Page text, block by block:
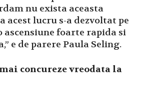
nu exista aceasta
acest lucru s-a dezvoltat pe
ascensiune foarte rapida si
e de parere Paula Seling.
concureze vreodata la